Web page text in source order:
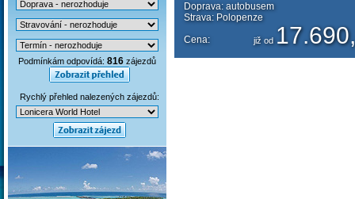
Podmínkám odpovídá: 816 zájezdů
Rychlý přehled nalezených zájezdů:
Doprava: autobusem
Strava: Polopenze
Cena:
již od